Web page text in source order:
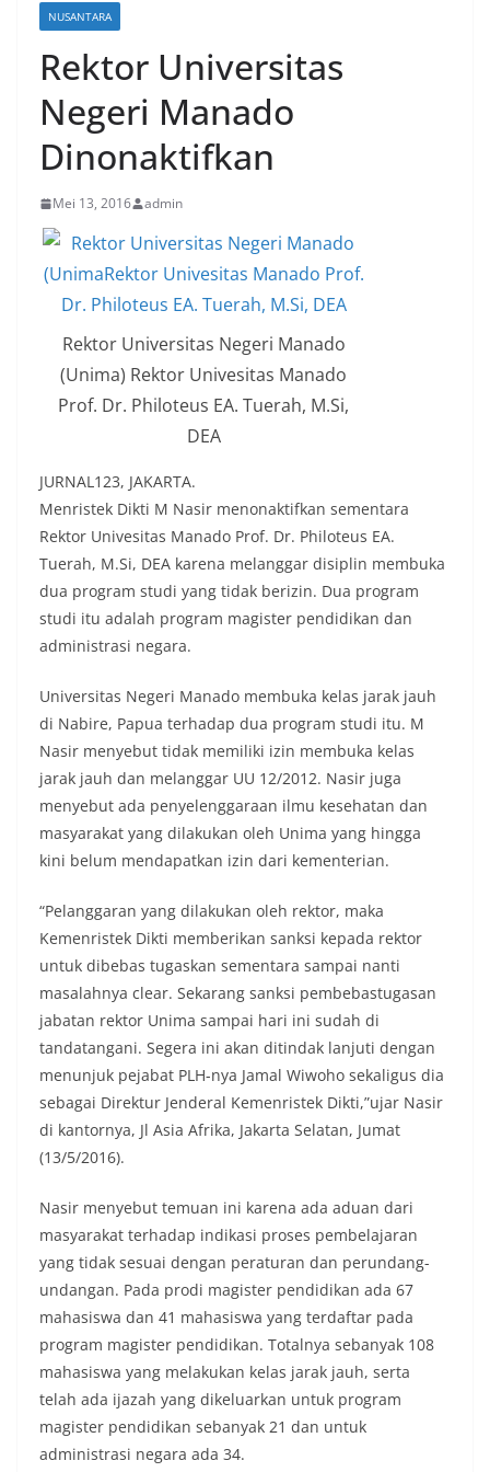
NUSANTARA
Rektor Universitas
Negeri Manado
Dinonaktifkan
Mei 13, 2016 admin
Rektor Universitas Negeri Manado
(Unima) Rektor Univesitas Manado
Prof. Dr. Philoteus EA. Tuerah, M.Si,
DEA
JURNAL123, JAKARTA.
Menristek Dikti M Nasir menonaktifkan sementara
Rektor Univesitas Manado Prof. Dr. Philoteus EA.
Tuerah, M.Si, DEA karena melanggar disiplin membuka
dua program studi yang tidak berizin. Dua program
studi itu adalah program magister pendidikan dan
administrasi negara.
Universitas Negeri Manado membuka kelas jarak jauh
di Nabire, Papua terhadap dua program studi itu. M
Nasir menyebut tidak memiliki izin membuka kelas
jarak jauh dan melanggar UU 12/2012. Nasir juga
menyebut ada penyelenggaraan ilmu kesehatan dan
masyarakat yang dilakukan oleh Unima yang hingga
kini belum mendapatkan izin dari kementerian.
“Pelanggaran yang dilakukan oleh rektor, maka
Kemenristek Dikti memberikan sanksi kepada rektor
untuk dibebas tugaskan sementara sampai nanti
masalahnya clear. Sekarang sanksi pembebastugasan
jabatan rektor Unima sampai hari ini sudah di
tandatangani. Segera ini akan ditindak lanjuti dengan
menunjuk pejabat PLH-nya Jamal Wiwoho sekaligus dia
sebagai Direktur Jenderal Kemenristek Dikti,”ujar Nasir
di kantornya, Jl Asia Afrika, Jakarta Selatan, Jumat
(13/5/2016).
Nasir menyebut temuan ini karena ada aduan dari
masyarakat terhadap indikasi proses pembelajaran
yang tidak sesuai dengan peraturan dan perundang-
undangan. Pada prodi magister pendidikan ada 67
mahasiswa dan 41 mahasiswa yang terdaftar pada
program magister pendidikan. Totalnya sebanyak 108
mahasiswa yang melakukan kelas jarak jauh, serta
telah ada ijazah yang dikeluarkan untuk program
magister pendidikan sebanyak 21 dan untuk
administrasi negara ada 34.